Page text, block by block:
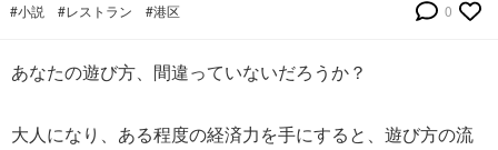
#小説 #レストラン #港区 0
あなたの遊び方、間違っていないだろうか？
大人になり、ある程度の経済力を手にすると、遊び方の流